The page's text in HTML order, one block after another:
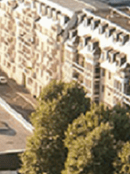
Exporter les lignes
Exporter toutes
Exporter
Menu
<
>
- 🎁 Caen on
- 🎉 Les
- Activités et